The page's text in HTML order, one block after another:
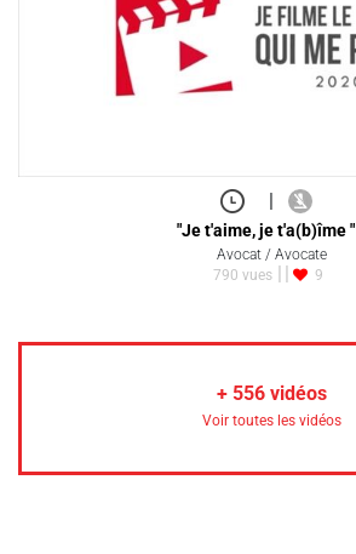
|
"Je t'aime, je t'a(b)îme "
Avocat / Avocate
790 vues
9
+ 556vidéos
Voir toutes les vidéos